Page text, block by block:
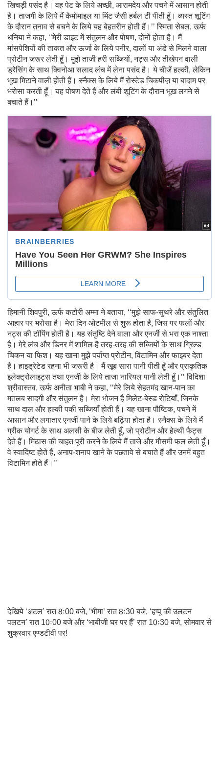
खिचड़ी पसंद है। वह पेट के लिये अच्छी, आरामदेय और पचने में आसान होती
है। ताजगी के लिये मैं कैमोमाइल या मिंट जैसी हर्बल टी पीती हूँ। व्यस्त शूटिंग
के दौरान तनाव से बचने के लिये यह बेहतरीन होती हैं।’’ स्मिता सेबल, ऊर्फ
धनिया ने कहा, ‘‘मेरी डाइट में संतुलन और पोषण, दोनों होता है। मैं
मांसपेशियों की ताकत और ऊर्जा के लिये पनीर, दालों या अंडे से मिलने वाला
प्रोटीन जरूर लेती हूँ। मुझे ताजी हरी सब्जियों, नट्स और तीखेपन वाली
ड्रेसिंग के साथ क्विनोआ सलाद लंच में लेना पसंद है। ये चीजें हल्की, लेकिन
भूख मिटाने वाली होती हैं। स्नैक्स के लिये मैं रोस्टेड चिकपीज़ या बादाम पर
भरोसा करती हूँ। यह पोषण देते हैं और लंबी शूटिंग के दौरान भूख लगने से
बचाते हैं।’’
हिमानी शिवपुरी, ऊर्फ कटोरी अम्मा ने बताया, ‘‘मुझे साफ-सुथरे और संतुलित
आहार पर भरोसा है। मेरा दिन ओटमील से शुरू होता है, जिस पर फलों और
नट्स की टाॅपिंग होती है। यह संतुष्टि देने वाला और एनर्जी से भरा एक नाश्ता
है। मेरे लंच और डिनर में शामिल है तरह-तरह की सब्जियों के साथ ग्रिल्ड
चिकन या फिश। यह खाना मुझे पर्याप्त प्रोटीन, विटामिन और फाइबर देता
है। हाइड्रेटेड रहना भी जरूरी है। मैं खूब सारा पानी पीती हूँ और प्राकृतिक
इलेक्ट्रोलाइट्स तथा एनर्जी के लिये ताजा नारियल पानी लेती हूँ।’’ विदिशा
श्रीवास्तव, ऊर्फ अनीता भाबी ने कहा, ‘‘मेरे लिये सेहतमंद खान-पान का
मतलब सादगी और संतुलन है। मेरा भोजन है मिलेट-बेस्ड रोटियाँ, जिनके
साथ दाल और हल्की पकी सब्जियाँ होती हैं। यह खाना पौष्टिक, पचने में
आसान और लगातार एनर्जी पाने के लिये बढ़िया होता है। स्नैक्स के लिये मैं
ग्रीक योगर्ट के साथ अलसी के बीज लेती हूँ, जो प्रोटीन और हेल्थी फैट्स
देते हैं। मिठास की चाहत पूरी करने के लिये मैं ताजे और मौसमी फल लेती हूँ।
वे स्वादिष्ट होते हैं, अनाप-शनाप खाने के पछतावे से बचाते हैं और उनमें बहुत
विटामिन होते हैं।’’
देखिये ‘अटल’ रात 8ः00 बजे, ‘भीमा’ रात 8ः30 बजे, ‘हप्पू की उलटन
पलटन’ रात 10ः00 बजे और ‘भाबीजी घर पर हैं’ रात 10ः30 बजे, सोमवार से
शुक्रवार एण्डटीवी पर!